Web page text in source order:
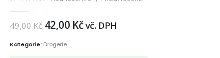
49,00Kč 42,00 Kčvč. DPH
Kategorie: Drogerie